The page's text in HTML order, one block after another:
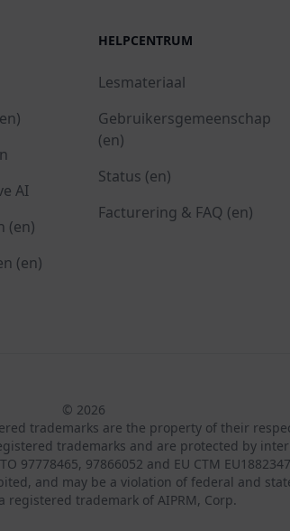
AI
(en)
(en)
HELPCENTRUM
Lesmateriaal
Gebruikersgemeenschap
(en)
Status (en)
Facturering & FAQ (en)
© 2026
trademarks are the property of their
trademarks and are protected by
97778465, 97866052 and EU CTM
and may be a violation of federal and
registered trademark of AIPRM, Corp.